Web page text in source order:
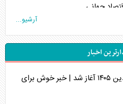
جهانی
روایت دوگانه غرب
واشنگتن
سیاستگذاری
آرشیو...
اخبار
واریز مابه‌التفاوت حقوق فروردین ۱۴۰۵ آغاز شد | خبر خوش برای